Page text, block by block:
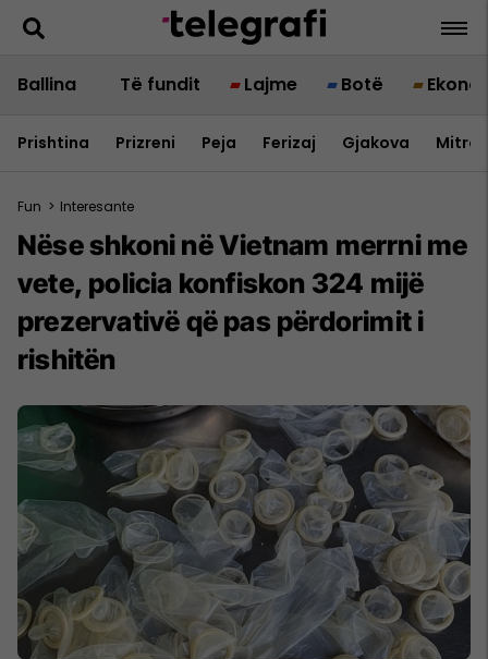
Ballina Të fundit Lajme Botë
Prishtina Prizreni Peja Ferizaj Gjakova
Fun > Interesante
Nëse shkoni në Vietnam merrni me
vete, policia konfiskon 324 mijë
prezervativë që pas përdorimit i
rishitën